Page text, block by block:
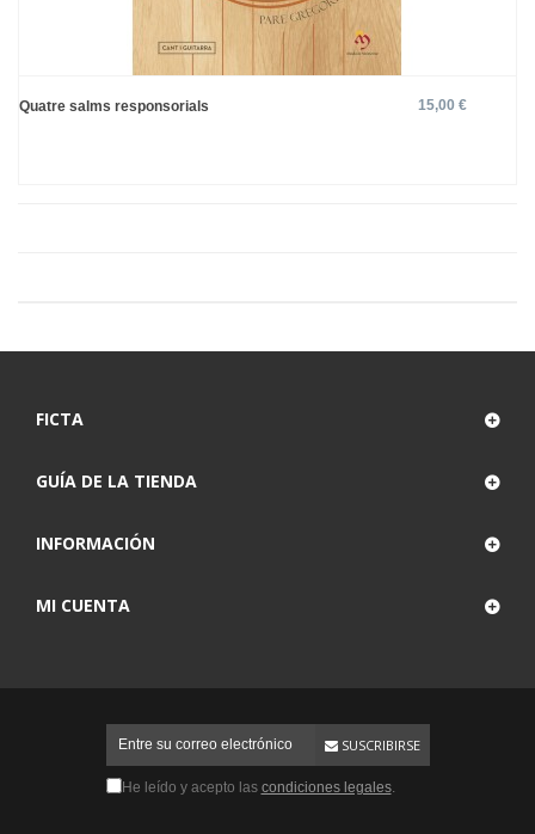
Quatre salms responsorials 15,00 €
FICTA
GUÍA DE LA TIENDA
INFORMACIÓN
MI CUENTA
SUSCRIBIRSE
He leído y acepto las condiciones legales.